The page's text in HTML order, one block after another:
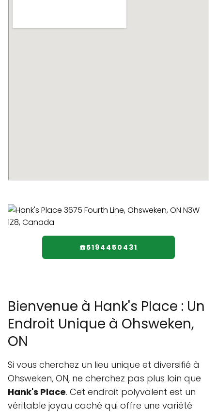
☎️5194450431
Bienvenue à Hank's Place : Un
Endroit Unique à Ohsweken,
ON
Si vous cherchez un lieu unique et diversifié à
Ohsweken, ON, ne cherchez pas plus loin que
Hank's Place. Cet endroit polyvalent est un
véritable joyau caché qui offre une variété